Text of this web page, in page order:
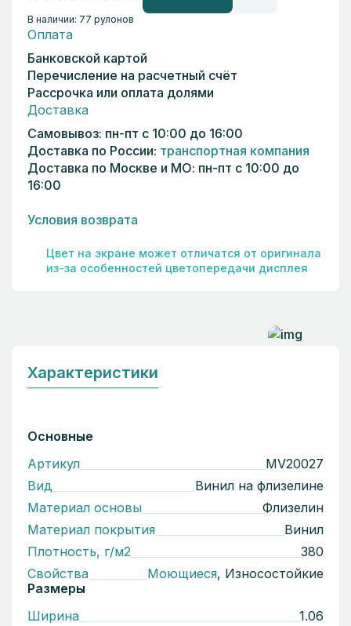
В наличии: 77 рулонов
Оплата
Банковской картой
Перечисление на расчетный счёт
Рассрочка или оплата долями
Доставка
Самовывоз: пн-пт с 10:00 до 16:00
Доставка по России: транспортная компания
Доставка по Москве и МО: пн-пт с 10:00 до
16:00
Условия возврата
Цвет на экране может отличатся от оригинала
из-за особенностей цветопередачи дисплея
Характеристики
Основные
Артикул
MV20027
Вид
Винил на флизелине
Материал основы
Флизелин
Материал покрытия
Винил
Плотность, г/м2
380
Свойства
Моющиеся, Износостойкие
Размеры
Ширина
1.06